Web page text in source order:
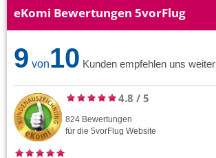
eKomi Bewertungen 5vorFlug
9 von10 Kunden empfehlen uns weiter
4.8 / 5
824 Bewertungen
für die 5vorFlug Website